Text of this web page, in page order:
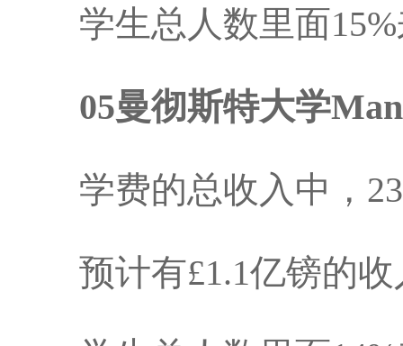
学生总人数里面15%
05曼彻斯特大学
学费的总收入中，
预计有£1.1亿镑的收